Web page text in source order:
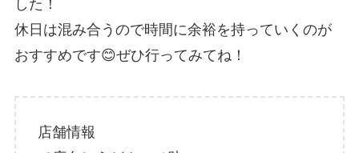
した！
休日は混み合うので時間に余裕を持っていくのが
おすすめです😊ぜひ行ってみてね！
店舗情報